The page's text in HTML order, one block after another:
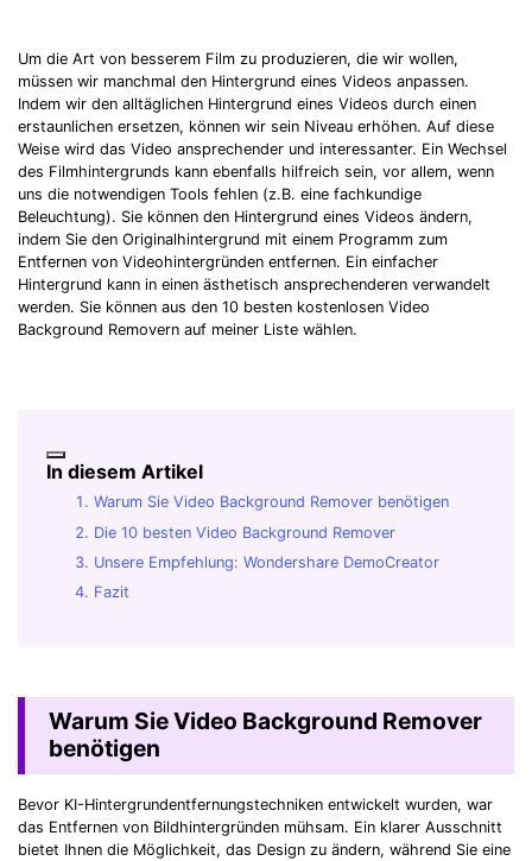
Um die Art von besserem Film zu produzieren, die wir wollen,
müssen wir manchmal den Hintergrund eines Videos anpassen.
Indem wir den alltäglichen Hintergrund eines Videos durch einen
erstaunlichen ersetzen, können wir sein Niveau erhöhen. Auf diese
Weise wird das Video ansprechender und interessanter. Ein Wechsel
des Filmhintergrunds kann ebenfalls hilfreich sein, vor allem, wenn
uns die notwendigen Tools fehlen (z.B. eine fachkundige
Beleuchtung). Sie können den Hintergrund eines Videos ändern,
indem Sie den Originalhintergrund mit einem Programm zum
Entfernen von Videohintergründen entfernen. Ein einfacher
Hintergrund kann in einen ästhetisch ansprechenderen verwandelt
werden. Sie können aus den 10 besten kostenlosen Video
Background Removern auf meiner Liste wählen.
In diesem Artikel
Warum Sie Video Background Remover benötigen
Die 10 besten Video Background Remover
Unsere Empfehlung: Wondershare DemoCreator
Fazit
Warum Sie Video Background Remover
benötigen
Bevor KI-Hintergrundentfernungstechniken entwickelt wurden, war
das Entfernen von Bildhintergründen mühsam. Ein klarer Ausschnitt
bietet Ihnen die Möglichkeit, das Design zu ändern, während Sie eine